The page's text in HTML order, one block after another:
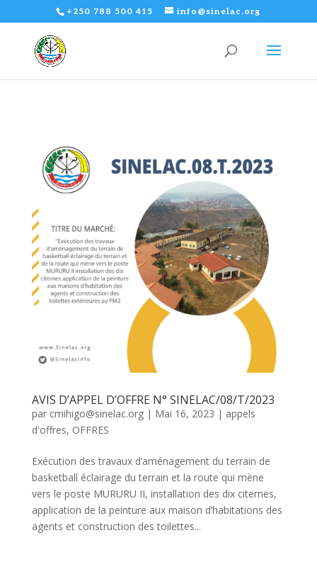
+250 788 500 415 info@sinelac.org
AVIS D’APPEL D’OFFRE N° SINELAC/08/T/2023
par cmihigo@sinelac.org| Mai 16, 2023 | appels
d'offres, OFFRES
Exécution des travaux d’aménagement du terrain de
basketball éclairage du terrain et la route qui mène
vers le poste MURURU II, installation des dix citernes,
application de la peinture aux maison d’habitations des
agents et construction des toilettes...